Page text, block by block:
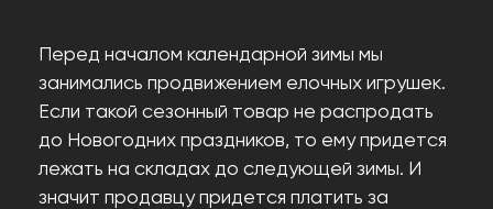
Перед началом календарной зимы мы
занимались продвижением елочных игрушек.
Если такой сезонный товар не распродать
до Новогодних праздников, то ему придется
лежать на складах до следующей зимы. И
значит продавцу придется платить за